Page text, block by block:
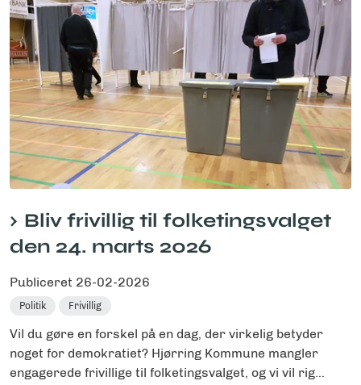
Bliv frivillig til folketingsvalget
den 24. marts 2026
Publiceret 26-02-2026
Politik Frivillig
Vil du gøre en forskel på en dag, der virkelig betyder
noget for demokratiet? Hjørring Kommune mangler
engagerede frivillige til folketingsvalget, og vi vil rig...